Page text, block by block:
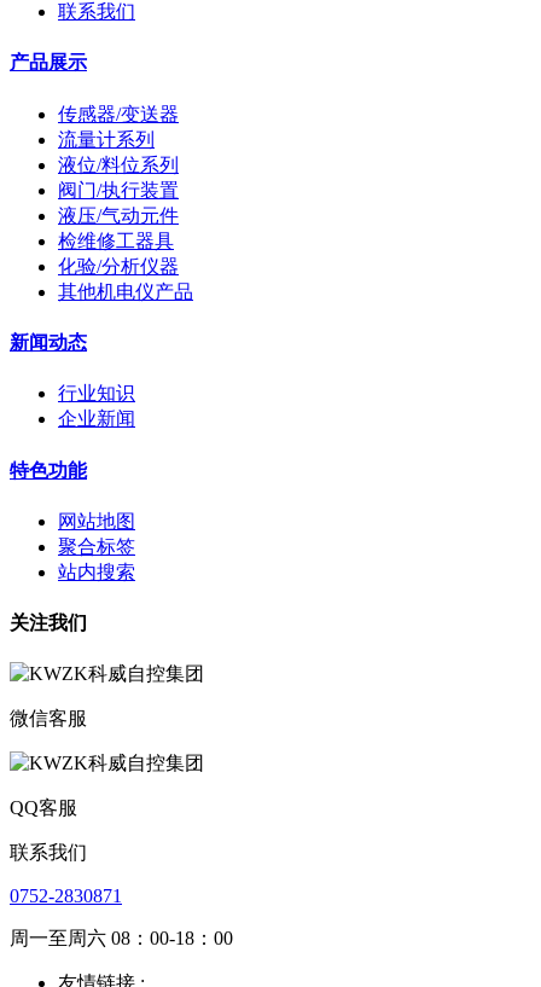
联系我们
产品展示
传感器/变送器
流量计系列
液位/料位系列
阀门/执行装置
液压/气动元件
检维修工器具
化验/分析仪器
其他机电仪产品
新闻动态
行业知识
企业新闻
特色功能
网站地图
聚合标签
站内搜索
关注我们
微信客服
QQ客服
联系我们
0752-2830871
周一至周六 08：00-18：00